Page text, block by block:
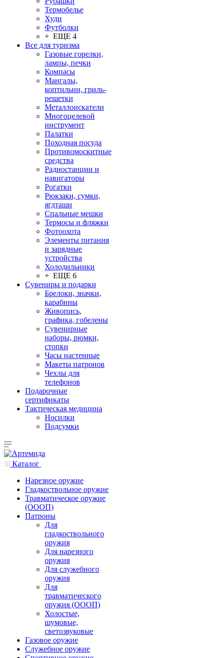
Термобелье
Худи
Футболки
+ ЕЩЕ 4
Все для туризма
Газовые горелки,
лампы, печки
Компасы
Мангалы,
коптильни, гриль-
решетки
Металлоискатели
Многоцелевой
инструмент
Палатки
Походная посуда
Противомоскитные
средства
Радиостанции и
навигаторы
Рогатки
Рюкзаки, сумки,
ягдташи
Спальные мешки
Термосы и фляжки
Фотоохота
Элементы питания
и зарядные
устройства
Холодильники
+ ЕЩЕ 6
Сувениры и подарки
Брелоки, значки,
карабины
Живопись,
графика, гобелены
Сувенирные
наборы, рюмки,
стопки
Часы настенные
Макеты патронов
Чехлы для
телефонов
Подарочные
сертификаты
Тактическая медицина
Носилки
Подсумки
Каталог
Нарезное оружие
Гладкоствольное оружие
Травматическое оружие
(ОООП)
Патроны
Для
гладкоствольного
оружия
Для нарезного
оружия
Для служебного
оружия
Для
травматического
оружия (ОООП)
Холостые,
шумовые,
светозвуковые
Газовое оружие
Служебное оружие